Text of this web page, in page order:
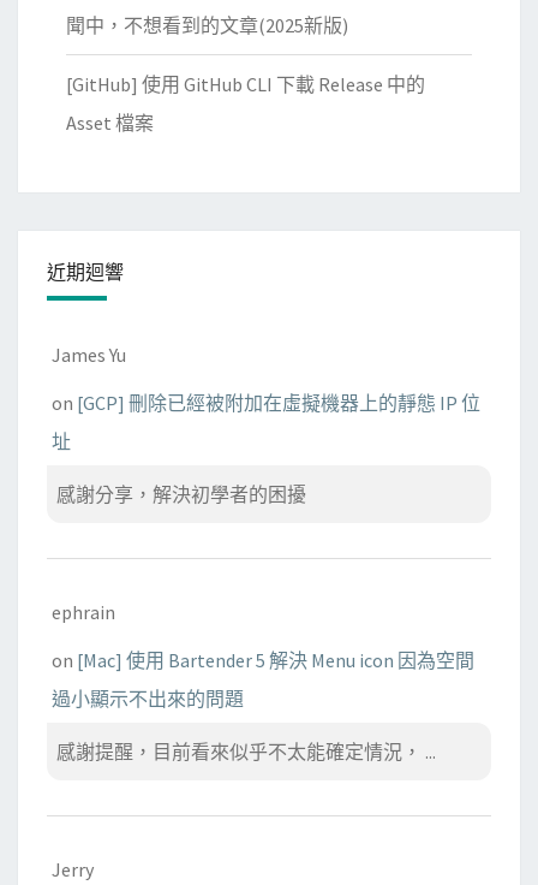
聞中，不想看到的文章(2025新版)
[GitHub] 使用 GitHub CLI 下載 Release 中的
Asset 檔案
近期迴響
James Yu
on [GCP] 刪除已經被附加在虛擬機器上的靜態 IP 位
址
感謝分享，解決初學者的困擾
ephrain
on [Mac] 使用 Bartender 5 解決 Menu icon 因為空間
過小顯示不出來的問題
感謝提醒，目前看來似乎不太能確定情況， ...
Jerry